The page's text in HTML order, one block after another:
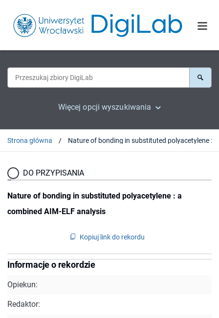
Więcej opcji wyszukiwania
Strona główna
DO PRZYPISANIA
Nature of bonding in substituted polyacetylene : a
combined AIM-ELF analysis
Kopiuj link do rekordu
Informacje o rekordzie
Opiekun:
Redaktor: